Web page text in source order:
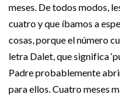
meses. De todos modos,
cuatro y que íbamos a
cosas, porque el número
letra Dalet, que significa
Padre probablemente
para ellos. Cuatro meses